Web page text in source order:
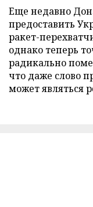
Еще недавно
предоставить
ракет-
однако теперь
радикально
что даже слово
может являться